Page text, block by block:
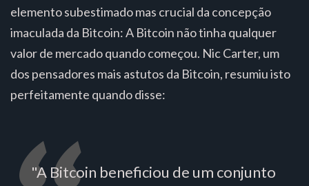
elemento subestimado mas crucial da concepção
imaculada da Bitcoin: A Bitcoin não tinha qualquer
valor de mercado quando começou. Nic Carter, um
dos pensadores mais astutos da Bitcoin, resumiu isto
perfeitamente quando disse:
"A Bitcoin beneficiou de um conjunto